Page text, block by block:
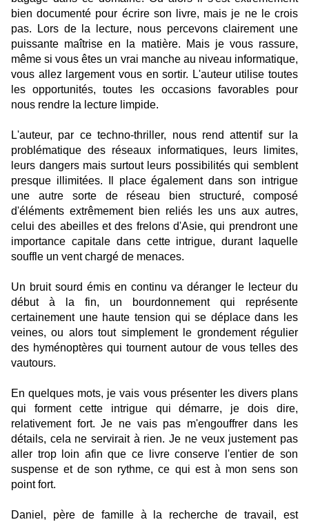
bien documenté pour écrire son livre, mais je ne le crois
pas. Lors de la lecture, nous percevons clairement une
puissante maîtrise en la matière. Mais je vous rassure,
même si vous êtes un vrai manche au niveau informatique,
vous allez largement vous en sortir. L'auteur utilise toutes
les opportunités, toutes les occasions favorables pour
nous rendre la lecture limpide.
L'auteur, par ce techno-thriller, nous rend attentif sur la
problématique des réseaux informatiques, leurs limites,
leurs dangers mais surtout leurs possibilités qui semblent
presque illimitées. Il place également dans son intrigue
une autre sorte de réseau bien structuré, composé
d'éléments extrêmement bien reliés les uns aux autres,
celui des abeilles et des frelons d'Asie, qui prendront une
importance capitale dans cette intrigue, durant laquelle
souffle un vent chargé de menaces.
Un bruit sourd émis en continu va déranger le lecteur du
début à la fin, un bourdonnement qui représente
certainement une haute tension qui se déplace dans les
veines, ou alors tout simplement le grondement régulier
des hyménoptères qui tournent autour de vous telles des
vautours.
En quelques mots, je vais vous présenter les divers plans
qui forment cette intrigue qui démarre, je dois dire,
relativement fort. Je ne vais pas m'engouffrer dans les
détails, cela ne servirait à rien. Je ne veux justement pas
aller trop loin afin que ce livre conserve l'entier de son
suspense et de son rythme, ce qui est à mon sens son
point fort.
Daniel, père de famille à la recherche de travail, est